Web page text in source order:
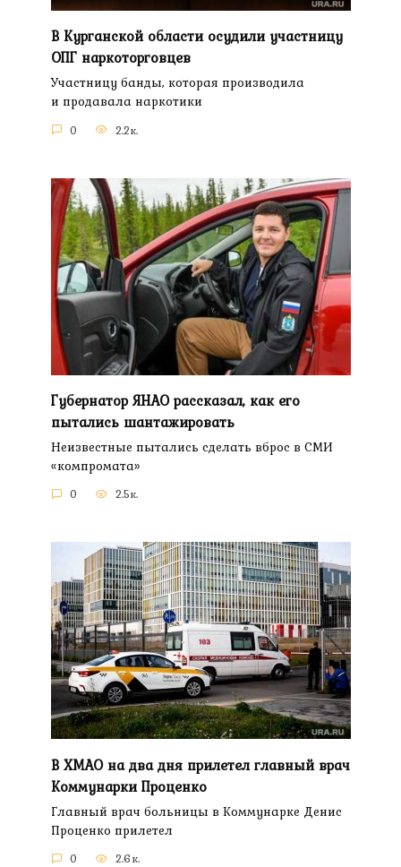
В Курганской области осудили участницу
ОПГ наркоторговцев
Участницу банды, которая производила
и продавала наркотики
0 2.2к.
Губернатор ЯНАО рассказал, как его
пытались шантажировать
Неизвестные пытались сделать вброс в СМИ
«компромата»
0 2.5к.
В ХМАО на два дня прилетел главный врач
Коммунарки Проценко
Главный врач больницы в Коммунарке Денис
Проценко прилетел
0 2.6к.